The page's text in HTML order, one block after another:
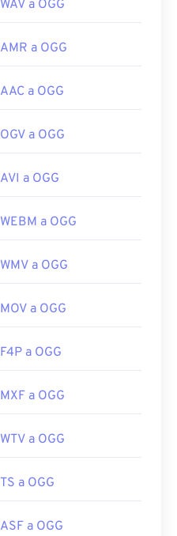
WAV a OGG
AMR a OGG
AAC a OGG
OGV a OGG
AVI a OGG
WEBM a OGG
WMV a OGG
MOV a OGG
F4P a OGG
MXF a OGG
WTV a OGG
TS a OGG
ASF a OGG